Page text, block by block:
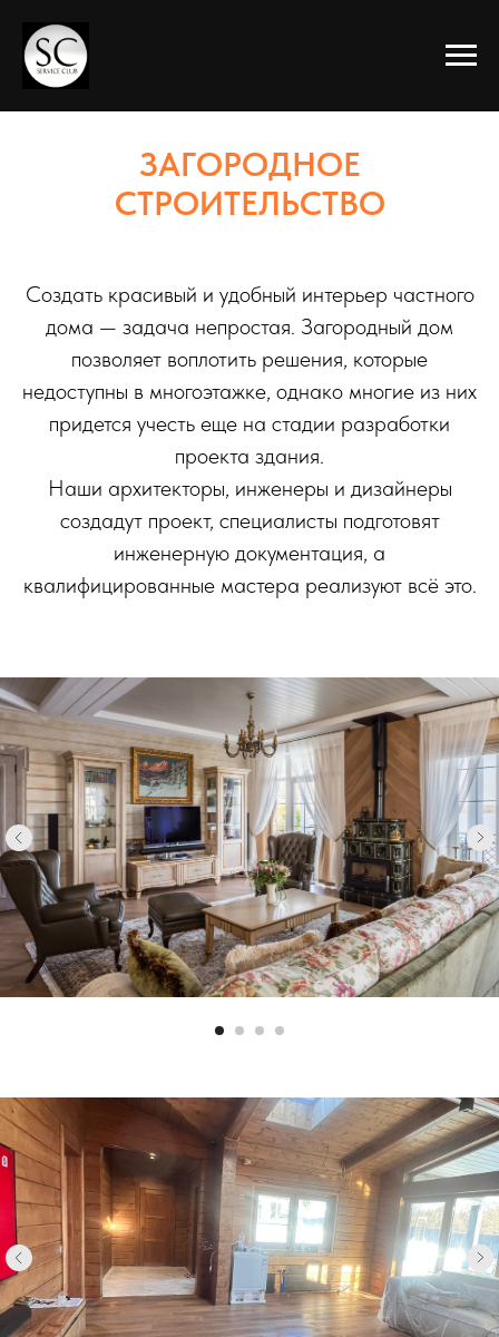
ЗАГОРОДНОЕ
СТРОИТЕЛЬСТВО
Создать красивый и удобный интерьер частного
дома — задача непростая. Загородный дом
позволяет воплотить решения, которые
недоступны в многоэтажке, однако многие из них
придется учесть еще на стадии разработки
проекта здания.
Наши архитекторы, инженеры и дизайнеры
создадут проект, специалисты подготовят
инженерную документация, а
квалифицированные мастера реализуют всё это.